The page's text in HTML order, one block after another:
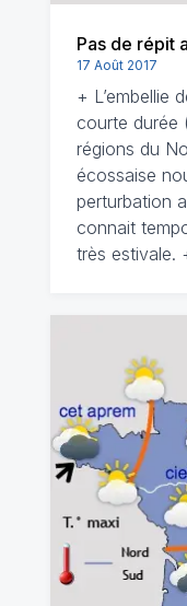
Pas de répit
17 Août 2017
+ L’embellie
courte durée
régions du
écossaise
perturbation
connait
très estivale.